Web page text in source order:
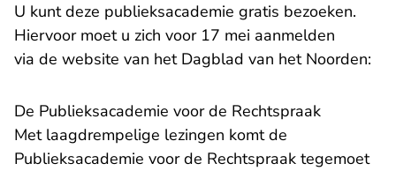
U kunt deze publieksacademie gratis bezoeken.
Hiervoor moet u zich voor 17 mei aanmelden
via de website - U verlaat Rechtspraak.nl
van het Dagblad van het Noorden:
De Publieksacademie voor de Rechtspraak
Met laagdrempelige lezingen komt de
Publieksacademie voor de Rechtspraak tegemoet